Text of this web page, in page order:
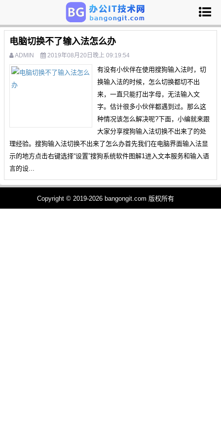
电脑切换不了输入法怎么办
ADMIN 2019年08月20日晚上 09:19:54
有没有小伙伴在使用搜狗输入法时，切
换输入法的时候，怎么切换都切不出
来，一直只能打出字母，无法输入文
字。估计很多小伙伴都遇到过。那么这
种情况该怎么解决呢?下面，小编就来跟
大家分享搜狗输入法切换不出来了的处
理经验。搜狗输入法切换不出来了怎么办首先我们在电脑界面输入法显
示的地方点击右键选择“设置”搜狗系统软件图解1进入文本服务和输入语
言的设...
Copyright © 2019-2026 bangongit.com 版权所有